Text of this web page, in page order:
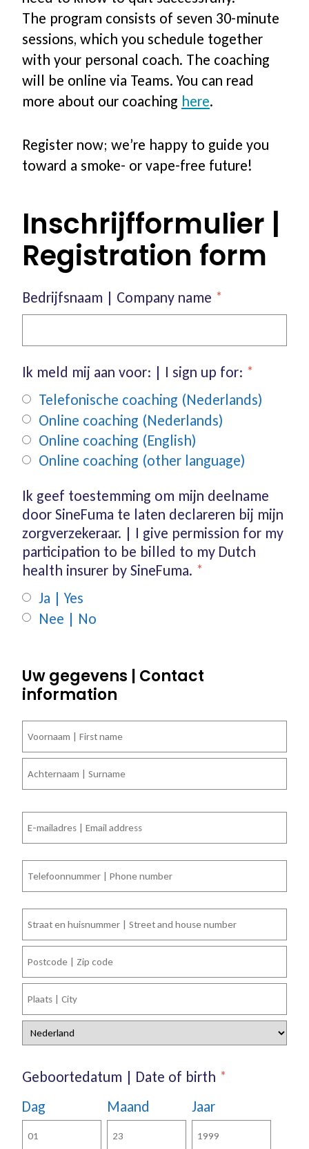
The program consists of seven 30-minute
sessions, which you schedule together
with your personal coach. The coaching
will be online via Teams. You can read
more about our coaching here.
Register now; we’re happy to guide you
toward a smoke- or vape-free future!
Inschrijfformulier |
Registration form
Bedrijfsnaam | Company name *
Ik meld mij aan voor: | I sign up for: *
Telefonische coaching (Nederlands)
Online coaching (Nederlands)
Online coaching (English)
Online coaching (other language)
Ik geef toestemming om mijn deelname
door SineFuma te laten declareren bij mijn
zorgverzekeraar. | I give permission for my
participation to be billed to my Dutch
health insurer by SineFuma. *
Ja | Yes
Nee | No
Uw gegevens | Contact
information
Naam
Voornaam
E-
mailadres
*
Telefoon
Adres
Straat
+
huisnummer
Postcode
Plaats
Geboortedatum | Date of birth *
Dag Maand Jaar